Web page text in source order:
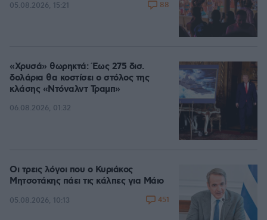
05.08.2026, 15:21 88
«Χρυσά» θωρηκτά: Έως 275 δισ.
δολάρια θα κοστίσει ο στόλος της
κλάσης «Ντόναλντ Τραμπ»
06.08.2026, 01:32
Οι τρεις λόγοι που ο Κυριάκος
Μητσοτάκης πάει τις κάλπες για Μάιο
05.08.2026, 10:13 451